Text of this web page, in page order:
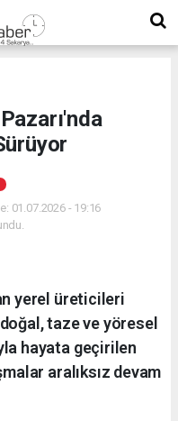
01.07.2026 - 19:16
yerel üreticileri
taze ve yöresel
hayata geçirilen
aralıksız devam